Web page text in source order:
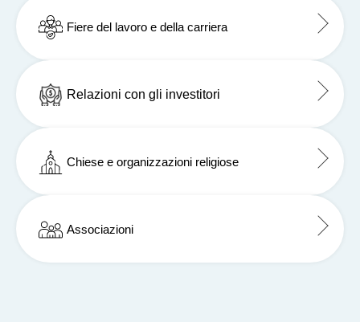
Fiere del lavoro e della carriera
Relazioni con gli investitori
Chiese e organizzazioni religiose
Associazioni